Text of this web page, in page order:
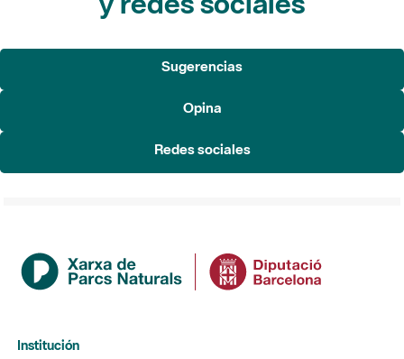
Sugerencias
Opina
Redes sociales
Institución